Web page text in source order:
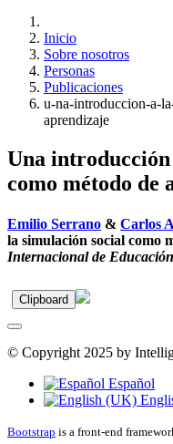
Inicio
Sobre nosotros
Personas
Publicaciones
u-na-introduccion-a-
aprendizaje
Una
como método de
Emilio Serrano & Carlos
la simulación social como
Internacional de
Clipboard
© Copyright 2025 by
Español
Bootstrap is a front-end